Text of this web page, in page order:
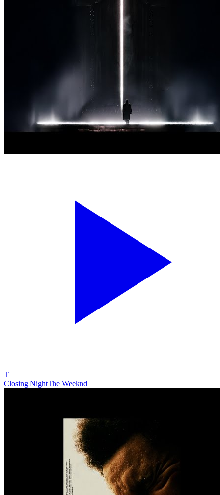
T
Closing NightThe Weeknd